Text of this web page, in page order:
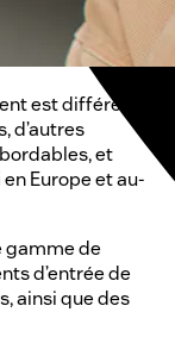
est différent.
d’autres
et
Europe et au-
gamme de
d’entrée de
ainsi que des